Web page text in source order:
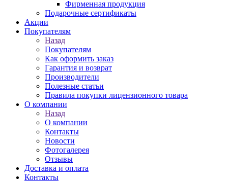
Фирменная продукция
Подарочные сертификаты
Акции
Покупателям
Назад
Покупателям
Как оформить заказ
Гарантия и возврат
Производители
Полезные статьи
Правила покупки лицензионного товара
О компании
Назад
О компании
Контакты
Новости
Фотогалерея
Отзывы
Доставка и оплата
Контакты